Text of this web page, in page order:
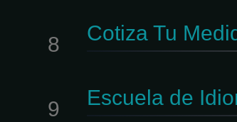
8 Cotiza Tu
9 Escuela de